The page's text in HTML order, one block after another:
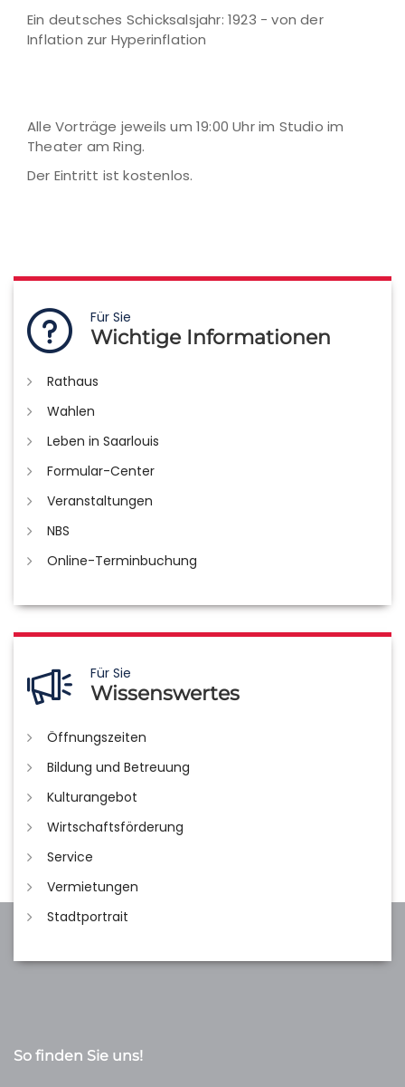
Ein deutsches Schicksalsjahr: 1923 - von der
Inflation zur Hyperinflation
Alle Vorträge jeweils um 19:00 Uhr im Studio im
Theater am Ring.
Der Eintritt ist kostenlos.
Für Sie
Wichtige Informationen
Rathaus
Wahlen
Leben in Saarlouis
Formular-Center
Veranstaltungen
NBS
Online-Terminbuchung
Für Sie
Wissenswertes
Öffnungszeiten
Bildung und Betreuung
Kulturangebot
Wirtschaftsförderung
Service
Vermietungen
Stadtportrait
So finden Sie uns!